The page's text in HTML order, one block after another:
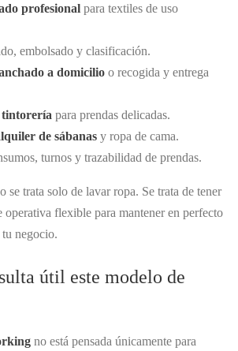
profesional para textiles de uso
embolsado y clasificación.
a domicilio o recogida y entrega
tintorería para prendas delicadas.
de sábanas y ropa de cama.
turnos y trazabilidad de prendas.
se trata solo de lavar ropa. Se trata de tener
operativa flexible para mantener en perfecto
negocio.
útil este modelo de
no está pensada únicamente para